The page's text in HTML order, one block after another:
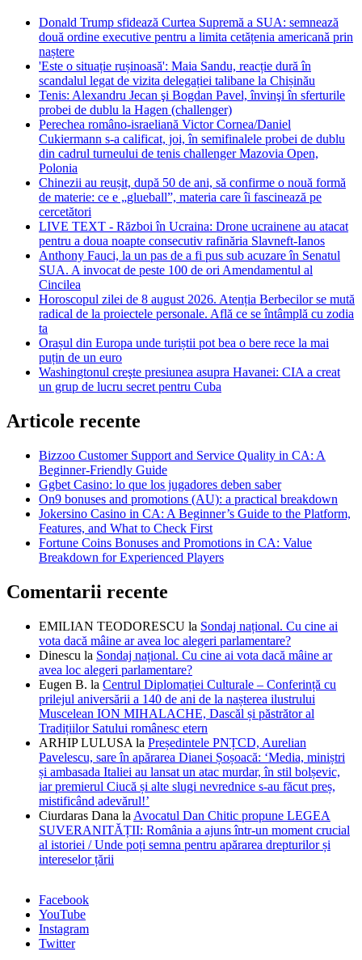
Donald Trump sfidează Curtea Supremă a SUA: semnează
două ordine executive pentru a limita cetățenia americană prin
naștere
'Este o situație rușinoasă': Maia Sandu, reacție dură în
scandalul legat de vizita delegației talibane la Chișinău
Tenis: Alexandru Jecan şi Bogdan Pavel, învinşi în sferturile
probei de dublu la Hagen (challenger)
Perechea româno-israeliană Victor Cornea/Daniel
Cukiermann s-a calificat, joi, în semifinalele probei de dublu
din cadrul turneului de tenis challenger Mazovia Open,
Polonia
Chinezii au reușit, după 50 de ani, să confirme o nouă formă
de materie: ce e „glueball”, materia care îi fascinează pe
cercetători
LIVE TEXT - Război în Ucraina: Drone ucrainene au atacat
pentru a doua noapte consecutiv rafinăria Slavneft-Ianos
Anthony Fauci, la un pas de a fi pus sub acuzare în Senatul
SUA. A invocat de peste 100 de ori Amendamentul al
Cincilea
Horoscopul zilei de 8 august 2026. Atenția Berbecilor se mută
radical de la proiectele personale. Află ce se întâmplă cu zodia
ta
Orașul din Europa unde turiștii pot bea o bere rece la mai
puțin de un euro
Washingtonul creşte presiunea asupra Havanei: CIA a creat
un grup de lucru secret pentru Cuba
Articole recente
Bizzoo Customer Support and Service Quality in CA: A
Beginner-Friendly Guide
Ggbet Casino: lo que los jugadores deben saber
On9 bonuses and promotions (AU): a practical breakdown
Jokersino Casino in CA: A Beginner’s Guide to the Platform,
Features, and What to Check First
Fortune Coins Bonuses and Promotions in CA: Value
Breakdown for Experienced Players
Comentarii recente
EMILIAN TEODORESCU la Sondaj național. Cu cine ai
vota dacă mâine ar avea loc alegeri parlamentare?
Dinescu la Sondaj național. Cu cine ai vota dacă mâine ar
avea loc alegeri parlamentare?
Eugen B. la Centrul Diplomației Culturale – Conferință cu
prilejul aniversării a 140 de ani de la nașterea ilustrului
Muscelean ION MIHALACHE, Dascăl și păstrător al
Tradițiilor Satului românesc etern
ARHIP LULUSA la Președintele PNȚCD, Aurelian
Pavelescu, sare în apărarea Dianei Șoșoacă: ‘Media, miniștri
și ambasada Italiei au lansat un atac murdar, în stil bolșevic,
iar premierul Ciucă și alte slugi nevrednice s-au făcut preș,
mistificând adevărul!’
Ciurdaras Dana la Avocatul Dan Chitic propune LEGEA
SUVERANITĂȚII: România a ajuns într-un moment crucial
al istoriei / Unde poți semna pentru apărarea drepturilor și
intereselor țării
Facebook
YouTube
Instagram
Twitter